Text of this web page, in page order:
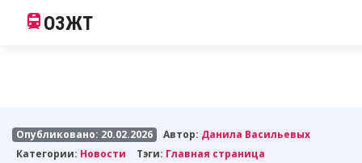
ОЗЖТ
Опубликовано: 20.02.2026 Автор: Данила Васильевых
Категории: Новости Тэги: Главная страница